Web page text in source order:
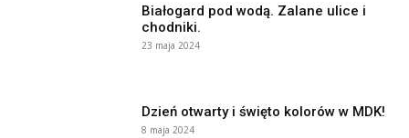
Białogard pod wodą. Zalane ulice i
chodniki.
23 maja 2024
Dzień otwarty i święto kolorów w MDK!
8 maja 2024